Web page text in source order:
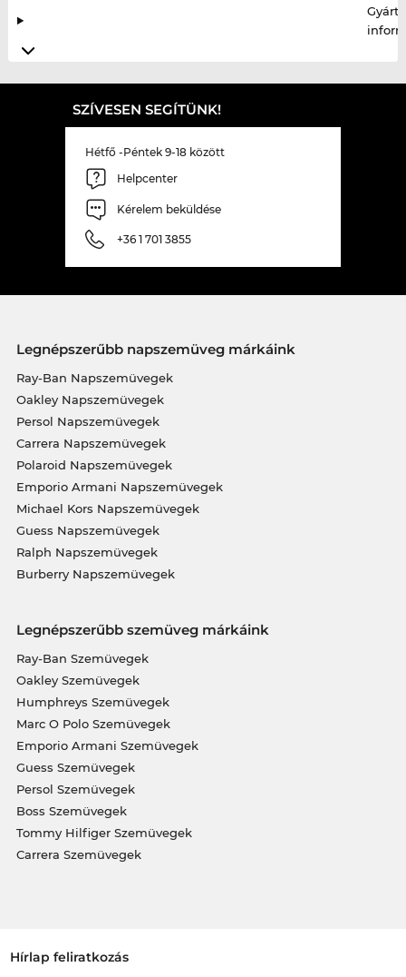
SZÍVESEN SEGÍTÜNK!
Hétfő -Péntek 9-18 között
Helpcenter
Kérelem beküldése
+36 1 701 3855
Legnépszerűbb napszemüveg márkáink
Ray-Ban Napszemüvegek
Oakley Napszemüvegek
Persol Napszemüvegek
Carrera Napszemüvegek
Polaroid Napszemüvegek
Emporio Armani Napszemüvegek
Michael Kors Napszemüvegek
Guess Napszemüvegek
Ralph Napszemüvegek
Burberry Napszemüvegek
Legnépszerűbb szemüveg márkáink
Ray-Ban Szemüvegek
Oakley Szemüvegek
Humphreys Szemüvegek
Marc O Polo Szemüvegek
Emporio Armani Szemüvegek
Guess Szemüvegek
Persol Szemüvegek
Boss Szemüvegek
Tommy Hilfiger Szemüvegek
Carrera Szemüvegek
Hírlap feliratkozás